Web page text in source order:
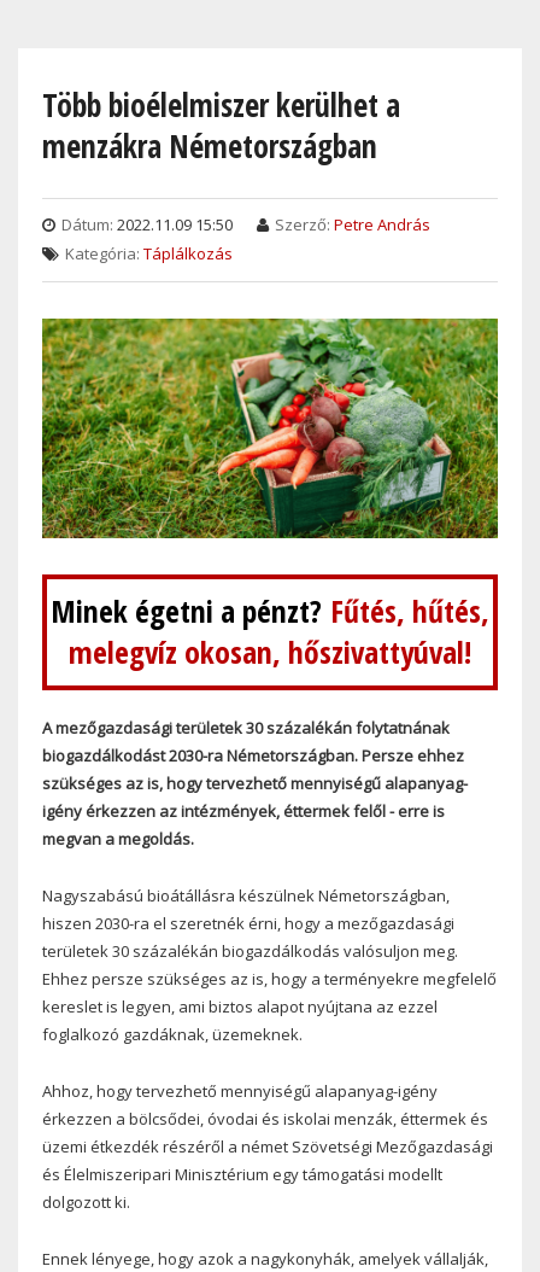
contentTöbb bioélelmiszer kerülhet a
menzákra Németországban
Dátum: 2022.11.09 15:50 Szerző: Petre András
Kategória: Táplálkozás
Minek égetni a pénzt? Fűtés, hűtés,
melegvíz okosan, hőszivattyúval!
A mezőgazdasági területek 30 százalékán folytatnának
biogazdálkodást 2030-ra Németországban. Persze ehhez
szükséges az is, hogy tervezhető mennyiségű alapanyag-
igény érkezzen az intézmények, éttermek felől - erre is
megvan a megoldás.
Nagyszabású bioátállásra készülnek Németországban,
hiszen 2030-ra el szeretnék érni, hogy a mezőgazdasági
területek 30 százalékán biogazdálkodás valósuljon meg.
Ehhez persze szükséges az is, hogy a terményekre megfelelő
kereslet is legyen, ami biztos alapot nyújtana az ezzel
foglalkozó gazdáknak, üzemeknek.
Ahhoz, hogy tervezhető mennyiségű alapanyag-igény
érkezzen a bölcsődei, óvodai és iskolai menzák, éttermek és
üzemi étkezdék részéről a német Szövetségi Mezőgazdasági
és Élelmiszeripari Minisztérium egy támogatási modellt
dolgozott ki.
Ennek lényege, hogy azok a nagykonyhák, amelyek vállalják,